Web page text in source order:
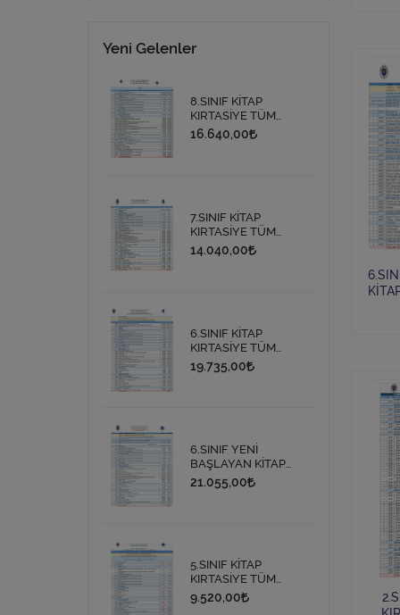
Yeni Gelenler
8.SINIF KİTAP
KIRTASİYE TÜM
İHTİYAÇ LİSTESİ
16.640,00
7.SINIF KİTAP
KIRTASİYE TÜM
İHTİYAÇ LİSTESİ
14.040,00
6.SINIF KİTAP
KIRTASİYE TÜM
İHTİYAÇ LİSTESİ
19.735,00
6.SINIF YENİ
BAŞLAYAN KİTAP
KIRTASİYE TTÜM
İHTİYAÇ LİSTESİ
21.055,00
5.SINIF KİTAP
KIRTASİYE TÜM
İHTİYAÇ LİSTESİ.
9.520,00